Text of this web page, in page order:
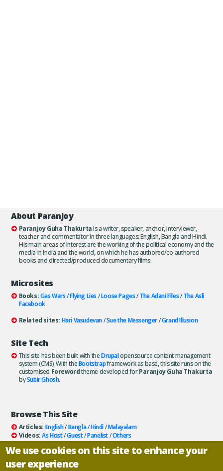
About Paranjoy
Paranjoy Guha Thakurtais a writer, speaker, anchor, interviewer,
teacher and commentator in three languages: English, Bangla and Hindi.
His main areas of interest are the working of the political economy and the
media in India and the world, on which he has authored/co-authored
books and directed/produced documentary films.
Microsites
Books:Gas Wars/Flying Lies/Loose Pages/The Adani Files/The Asli
Facebook
Related sites: Hari Vasudevan/Sue the Messenger/Grand Illusion
Site Tech
This site has been built with theDrupalopensource content management
system (CMS). With theBootstrapframework as base, this site runs on the
customised Forewordtheme developed forParanjoy Guha Thakurta
bySubir Ghosh.
Browse This Site
Articles: English/Bangla/Hindi/Malayalam
Videos: As Host/Guest/Panelist/Others
Books:All/As Author/As Publisher
Documentaries/Podcasts
Email paranjoy:paranjoy AT gmail DOT com
We use cookies on this site to enhance your
user experience